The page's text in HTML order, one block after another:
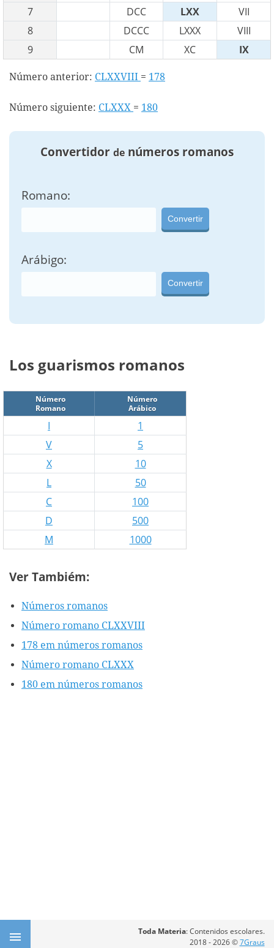
7
DCC LXX
VII
8
DCCC LXXX
VIII
9
CM XC IX
Número anterior: CLXXVIII = 178
Número siguiente: CLXXX = 180
Convertidor de números romanos
Romano:
Convertir
Arábigo:
Convertir
Los guarismos romanos
Número
Romano
Número
Arábico
I
1
V
5
X
10
L
50
C
100
D
500
M
1000
Ver Tambiém:
Números romanos
Número romano CLXXVIII
178 em números romanos
Número romano CLXXX
180 em números romanos
Toda Materia: Contenidos escolares.
2018 - 2026 ©7Graus